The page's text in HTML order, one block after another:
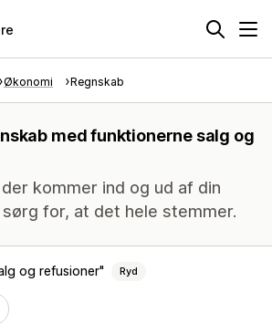
Økonomi Regnskab
med funktionerne salg og
kommer ind og ud af din
for, at det hele stemmer.
og refusioner Ryd